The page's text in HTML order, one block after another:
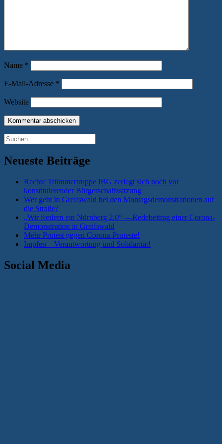
Name *
E-Mail-Adresse *
Website
Suchen
nach:
Neueste Beiträge
Rechte Trümmertruppe IBG zerlegt sich noch vor
konstituierender Bürgerschaftssitzung
Wer geht in Greifswald bei den Montagsdemonstrationen auf
die Straße?
„Wir fordern ein Nürnberg 2.0“ —Redebeitrag einer Corona-
Demonstration in Greifswald
Mehr Protest gegen Corona-Proteste!
Impfen – Verantwortung und Solidarität!
Social Media